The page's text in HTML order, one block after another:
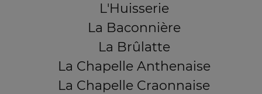
L'Huisserie
La Baconnière
La Brûlatte
La Chapelle Anthenaise
La Chapelle Craonnaise